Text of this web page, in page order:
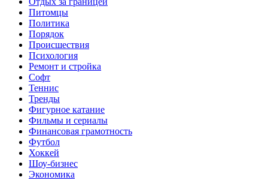
Питомцы
Политика
Порядок
Происшествия
Психология
Ремонт и стройка
Софт
Теннис
Тренды
Фигурное катание
Фильмы и сериалы
Финансовая грамотность
Футбол
Хоккей
Шоу-бизнес
Экономика